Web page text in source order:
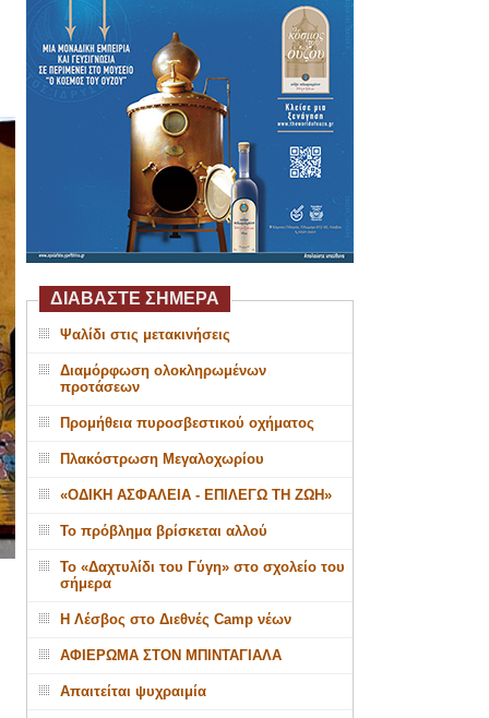
ΔΙΑΒΑΣΤΕ ΣΗΜΕΡΑ
Ψαλίδι στις μετακινήσεις
Διαμόρφωση ολοκληρωμένων
προτάσεων
Προμήθεια πυροσβεστικού οχήματος
Πλακόστρωση Μεγαλοχωρίου
«ΟΔΙΚΗ ΑΣΦΑΛΕΙΑ - ΕΠΙΛΕΓΩ ΤΗ ΖΩΗ»
Το πρόβλημα βρίσκεται αλλού
Το «Δαχτυλίδι του Γύγη» στο σχολείο του
σήμερα
Η Λέσβος στο Διεθνές Camp νέων
ΑΦΙΕΡΩΜΑ ΣΤΟΝ ΜΠΙΝΤΑΓΙΑΛΑ
Απαιτείται ψυχραιμία